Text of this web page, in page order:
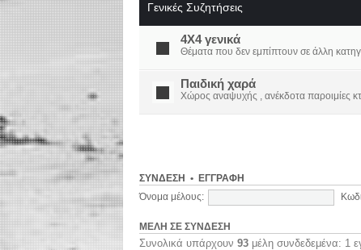
Γενικές Συζητήσεις
4X4 γενικά
Θέματα που δεν εμπίπτουν σε άλλη
Παιδική χαρά
Χώρος αναψυχής , ανέκδοτα παροιμίες
ΣΎΝΔΕΣΗ • ΕΓΓΡΑΦΉ
Όνομα μέλους:
ΜΈΛΗ ΣΕ ΣΎΝΔΕΣΗ
Συνολικά υπάρχουν 93 μέλη συνδεδεμένα: 1